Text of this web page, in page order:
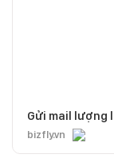
Gửi mail lượng
bizfly.vn